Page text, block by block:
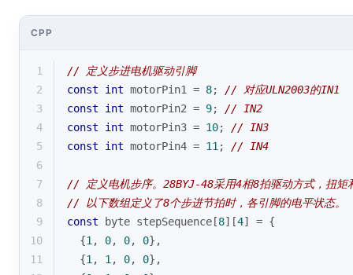
CPP
1
// 定义步进电机驱动引脚
2
const int motorPin1 = 8; // 对应ULN2003的IN1
3
const int motorPin2 = 9; // IN2
4
const int motorPin3 = 10; // IN3
5
const int motorPin4 = 11 ; // IN4
6
7
// 定义电机步序。28BYJ-48采用4相8拍驱动方式，扭矩
8
// 以下数组定义了8个步进节拍时，各引脚的电平状态。
9
const byte stepSequence[8][4] = {
10
  {
1 , 0, 0, 0},
11
  {
1 , 1 , 0, 0},